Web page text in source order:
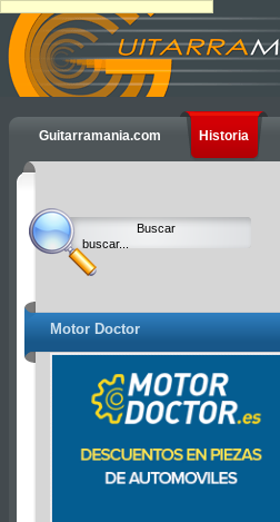
Guitarramania.com Historia
Motor Doctor
Clocks,
an
Joomla
product
Extensions
Joomla
Templates
Articles